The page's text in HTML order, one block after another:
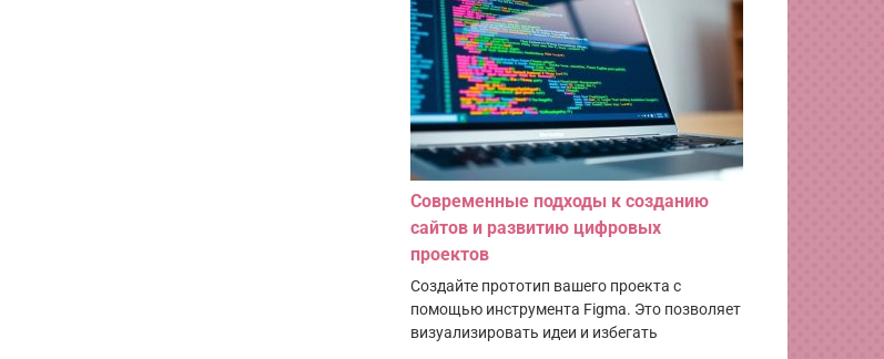
Современные подходы к созданию
сайтов и развитию цифровых
проектов
Создайте прототип вашего проекта с
помощью инструмента Figma. Это позволяет
визуализировать идеи и избегать